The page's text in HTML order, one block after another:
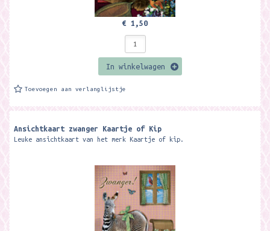
€ 1,50
In winkelwagen
Toevoegen aan verlanglijstje
Ansichtkaart zwanger Kaartje of Kip
Leuke ansichtkaart van het merk Kaartje of kip.